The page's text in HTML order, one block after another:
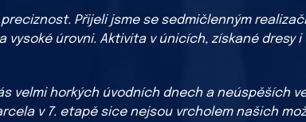
Přijeli jsme se sedmičlenným
úrovni. Aktivita v únicích, získané dresy i
velmi horkých úvodních dnech a neúspěších
v 7. etapě sice nejsou vrcholem našich